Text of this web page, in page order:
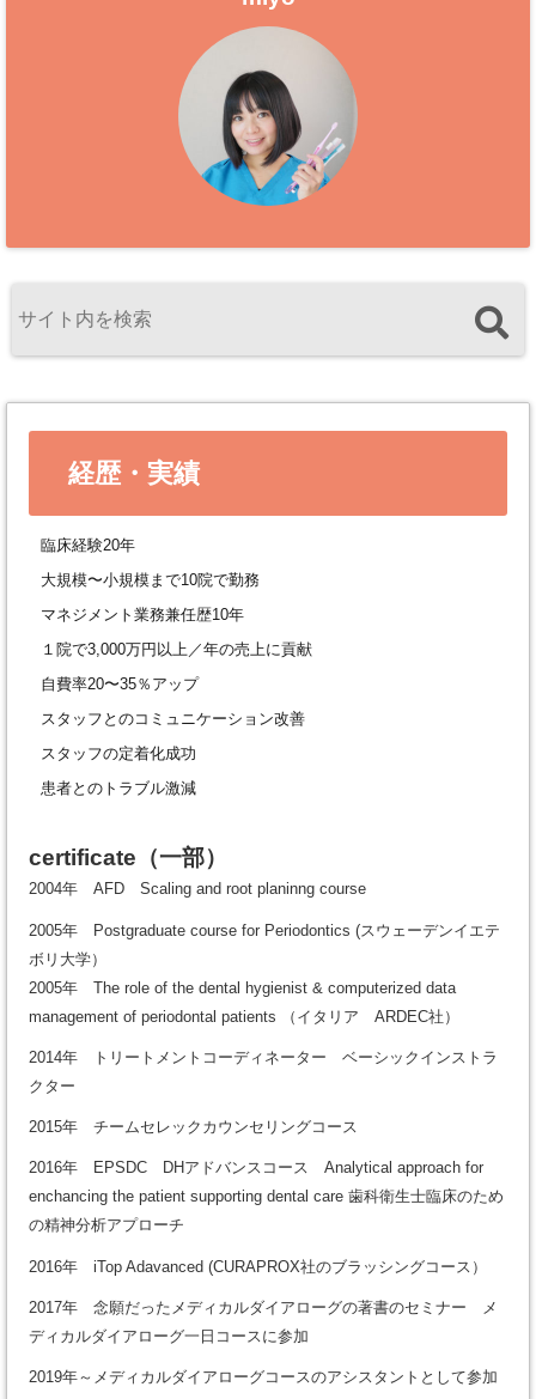
経歴・実績
臨床経験20年
大規模〜小規模まで10院で勤務
マネジメント業務兼任歴10年
１院で3,000万円以上／年の売上に貢献
自費率20〜35％アップ
スタッフとのコミュニケーション改善
スタッフの定着化成功
患者とのトラブル激減
certificate （一部）
2004年 AFD Scaling and root planinng course
2005年 Postgraduate course for Periodontics (スウェーデンイエテ
ボリ大学）
2005年 The role of the dental hygienist & computerized data
management of periodontal patients （イタリア ARDEC社）
2014年 トリートメントコーディネーター ベーシックインストラ
クター
2015年 チームセレックカウンセリングコース
2016年 EPSDC DHアドバンスコース Analytical approach for
enchancing the patient supporting dental care 歯科衛生士臨床のため
の精神分析アプローチ
2016年 iTop Adavanced (CURAPROX社のブラッシングコース）
2017年 念願だったメディカルダイアローグの著書のセミナー メ
ディカルダイアローグ一日コースに参加
2019年～メディカルダイアローグコースのアシスタントとして参加